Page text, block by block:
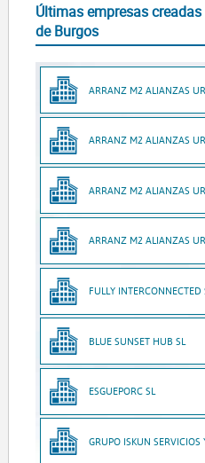
Últimas empresas
de Burgos
ARRANZ M2 ALIANZAS
ARRANZ M2 ALIANZAS
ARRANZ M2 ALIANZAS
ARRANZ M2 ALIANZAS
FULLY INTERCONNECTED
BLUE SUNSET HUB SL
ESGUEPORC SL
GRUPO ISKUN SERVICIOS